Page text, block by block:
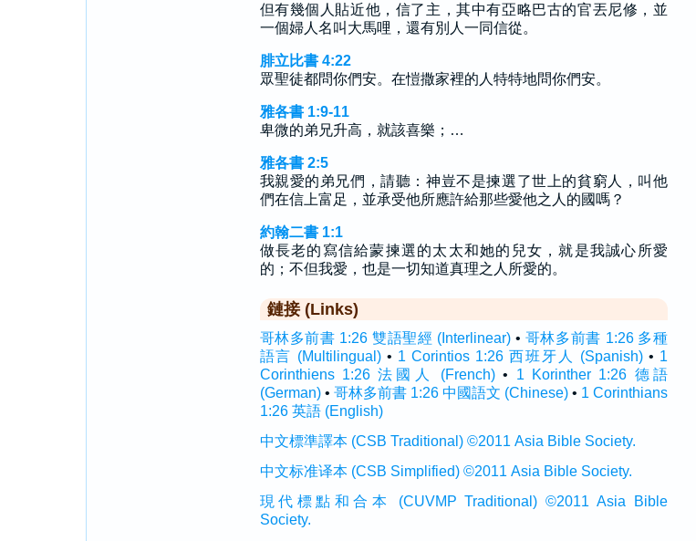
但有幾個人貼近他，信了主，其中有亞略巴古的官丟尼修，並
一個婦人名叫大馬哩，還有別人一同信從。
腓立比書 4:22
眾聖徒都問你們安。在愷撒家裡的人特特地問你們安。
雅各書 1:9-11
卑微的弟兄升高，就該喜樂；…
雅各書 2:5
我親愛的弟兄們，請聽：神豈不是揀選了世上的貧窮人，叫他
們在信上富足，並承受他所應許給那些愛他之人的國嗎？
約翰二書 1:1
做長老的寫信給蒙揀選的太太和她的兒女，就是我誠心所愛
的；不但我愛，也是一切知道真理之人所愛的。
鏈接 (Links)
哥林多前書 1:26 雙語聖經 (Interlinear) • 哥林多前書 1:26 多種
語言 (Multilingual) • 1 Corintios 1:26 西班牙人 (Spanish) • 1
Corinthiens 1:26 法國人 (French) • 1 Korinther 1:26 德語
(German)• 哥林多前書 1:26 中國語文 (Chinese)• 1 Corinthians
1:26 英語 (English)
中文標準譯本 (CSB Traditional) ©2011 Asia Bible Society.
中文标准译本 (CSB Simplified) ©2011 Asia Bible Society.
現代標點和合本 (CUVMP Traditional) ©2011 Asia Bible
Society.